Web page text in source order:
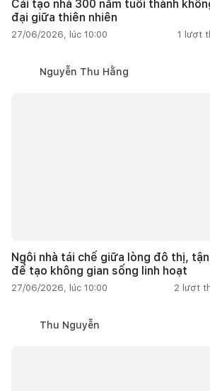
Cải tạo nhà 300 năm tuổi thành
đại giữa thiên nhiên
27/06/2026, lúc 10:00 1 lượt
Nguyễn Thu Hằng
Ngôi nhà tái chế giữa lòng đô thị,
để tạo không gian sống linh hoạt
27/06/2026, lúc 10:00 2 lượt
Thu Nguyễn